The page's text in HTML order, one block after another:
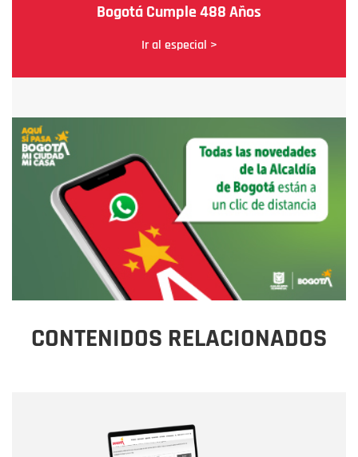
Bogotá Cumple 488 Años
Ir al especial >
CONTENIDOS RELACIONADOS